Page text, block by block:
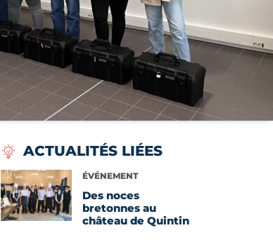
ACTUALITÉS LIÉES
ÉVÉNEMENT
Des noces
bretonnes au
château de Quintin
Voir l'article